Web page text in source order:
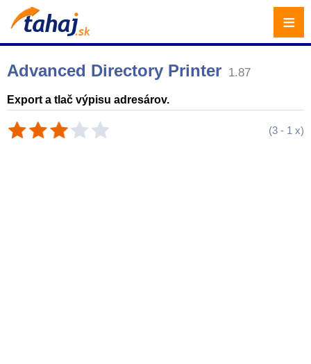
Advanced Directory Printer 1.87
Export a tlač výpisu adresárov.
(3 - 1 x)
≡